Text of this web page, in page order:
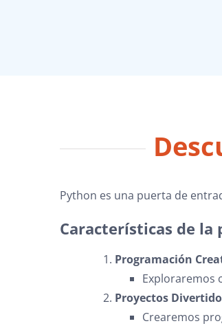
Python es una puerta de
Características de la
Programación
Exploraremos
Proyectos
Crearemos